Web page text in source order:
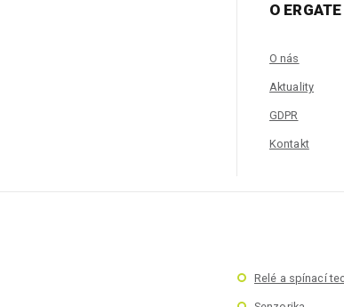
O ERGATE
O nás
Aktuality
GDPR
Kontakt
Relé a spínací